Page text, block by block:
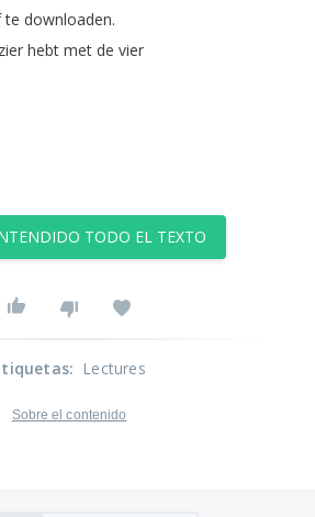
te downloaden.
hebt met de vier
TODO EL TEXTO
: Lectures
Sobre el contenido